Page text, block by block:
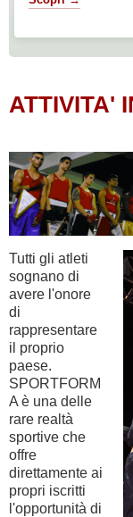
ATTIVITA'
Tutti gli atleti
sognano di
avere l'onore
di
rappresentare
il proprio
paese.
SPORTFORM
A è una delle
rare realtà
sportive che
offre
direttamente ai
propri iscritti
l'opportunità di